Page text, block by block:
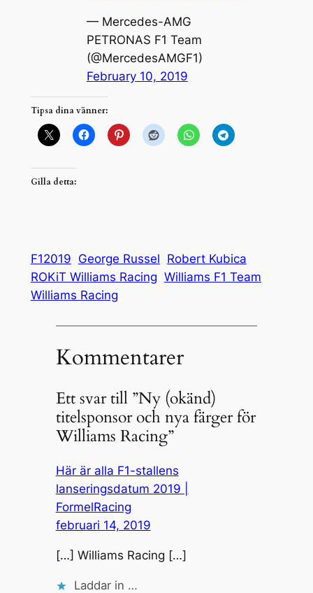
— Mercedes-AMG
PETRONAS F1 Team
(@MercedesAMGF1)
February 10, 2019
Tipsa dina vänner:
Gilla detta:
F12019 George Russel Robert Kubica
ROKiT Williams Racing Williams F1 Team
Williams Racing
Kommentarer
Ett svar till ”Ny (okänd)
titelsponsor och nya färger för
Williams Racing”
Här är alla F1-stallens
lanseringsdatum 2019 |
FormelRacing
februari 14, 2019
[…] Williams Racing […]
Laddar in …